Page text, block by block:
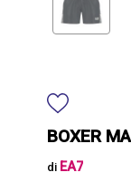
BOXER
di EA7